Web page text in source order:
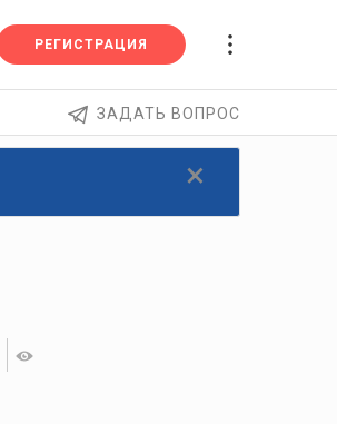
РЕГИСТРАЦИЯ
ЗАДАТЬ ВОПРОС
×